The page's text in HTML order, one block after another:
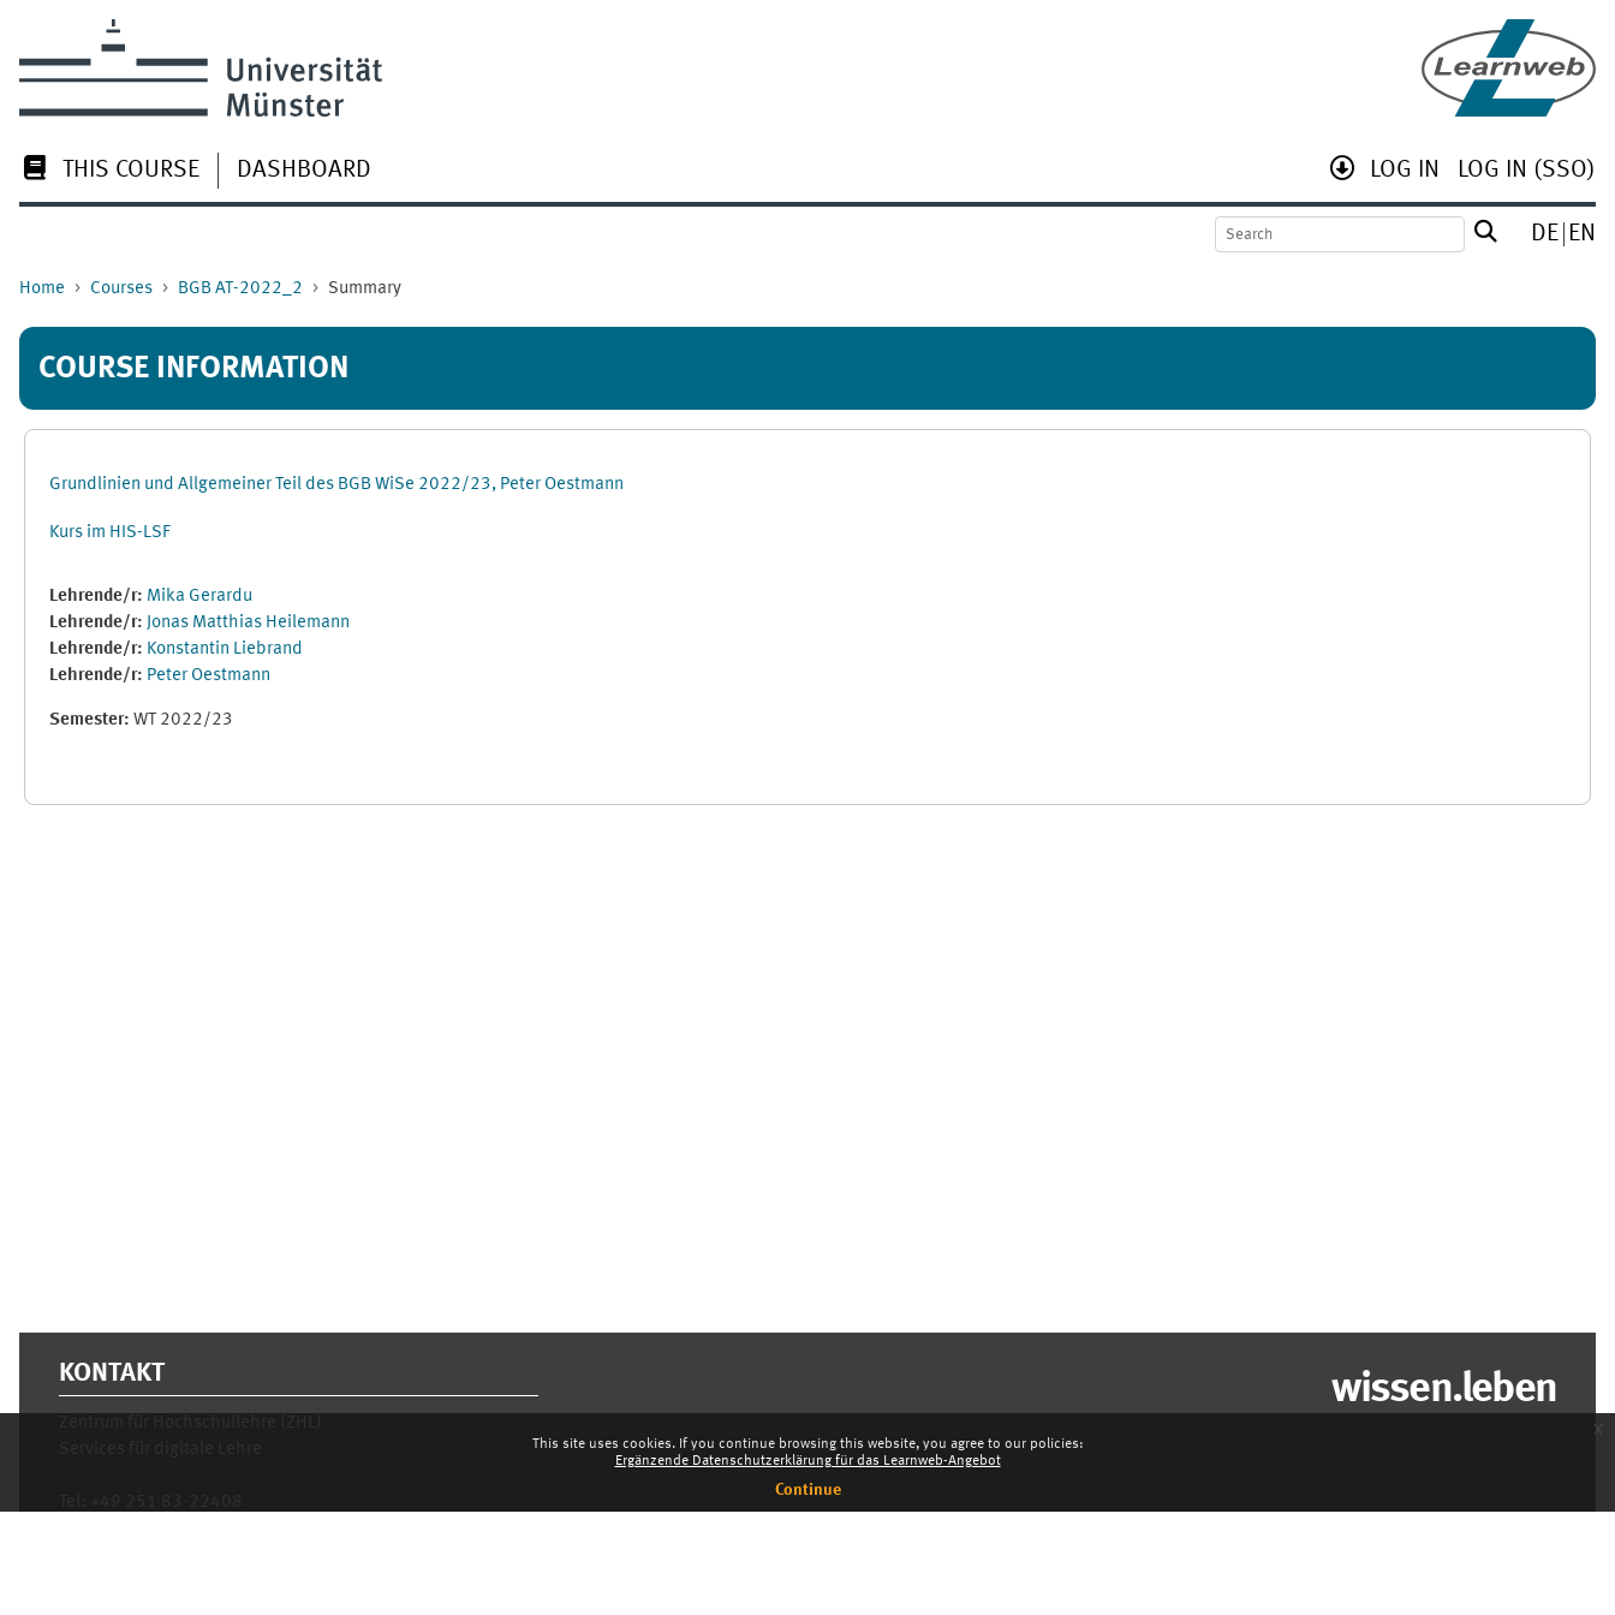
This site uses cookies. If you continue browsing this website, you agree to our policies:
Ergänzende Datenschutzerklärung für das Learnweb-Angebot
Continue
x
THIS COURSE DASHBOARD LOG IN LOG IN (SSO)
DE EN
Home Courses BGB AT-2022_2 Summary
COURSE INFORMATION
Grundlinien und Allgemeiner Teil des BGB WiSe 2022/23, Peter Oestmann
Kurs im HIS-LSF
Lehrende/r: Mika Gerardu
Lehrende/r: Jonas Matthias Heilemann
Lehrende/r: Konstantin Liebrand
Lehrende/r: Peter Oestmann
Semester: WT 2022/23
KONTAKT wissen.leben